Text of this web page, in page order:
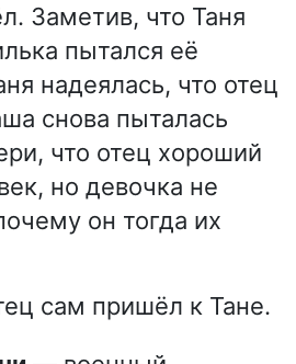
Заметив, что Таня
пытался её
надеялась, что отец
снова пыталась
что отец хороший
но девочка не
он тогда их
сам пришёл к Тане.